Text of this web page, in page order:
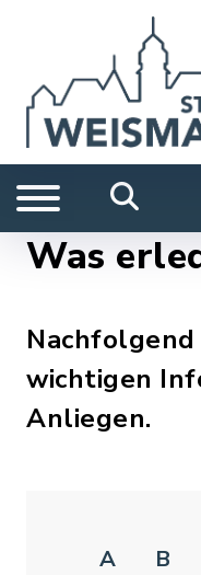
Was
wichtigen
Anliegen.
A B